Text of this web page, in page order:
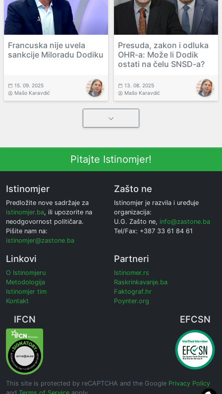
Francuska nije uvela
sankcije Miloradu Dodiku
15. 09. 2025
Mašo Karavdić
Presuda, zakon i odluka
OHR-a: Može li Dodik
ostati na čelu SNSD-a?
13. 08. 2025
Mašo Karavdić
Pitajte Istinomjer!
Istinomjer
Predložite nove sadržaje za
istinomjer.ba, ili upozorite na
neodgovornost političara.
Pišite nam na:
istinomjer@zastone.ba
Zašto ne
Istinomjer je razvila i uređuje
organizacija:
U.G. Zašto ne, info@zastone.ba
Tel/Fax: +387 33 61 84 61
Linkovi
O Istinomjeru
Metodologija
Istinomjer tim
Kontakt
Partneri
Istinomer.rs
Raskrinkavanje.ba
Faktograf.hr
Poynter.org
IFCN EFCSN
This site is protected by reCAPTCHA and the Google Privacy Policy
and Terms of Service apply.